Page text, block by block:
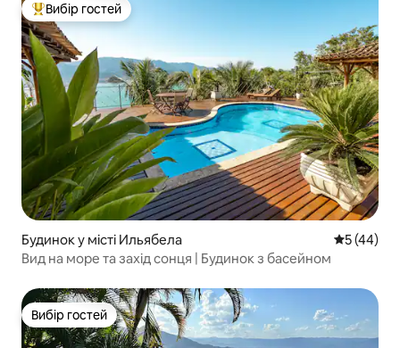
Топ вибір гостей
Вибір гостей
Будинок у місті Ильябела Середня
5 (44)
Вид на море та захід сонця | Будинок з басейном
Вибір гостей
Вибір гостей